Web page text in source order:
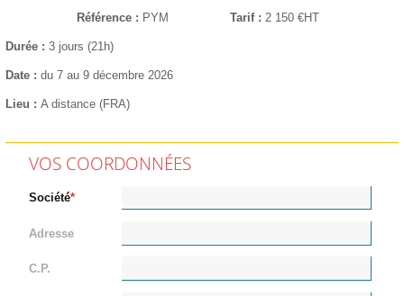
Référence PYM Tarif 2 150 €HT
Durée 3 jours (21h)
Date du 7 au 9 décembre 2026
Lieu A distance (FRA)
VOS COORDONNÉES
Société
Adresse
C.P.